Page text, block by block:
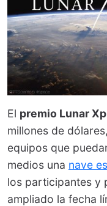
El premio Lunar
millones de
equipos que
medios una nave
los participantes y
ampliado la fecha